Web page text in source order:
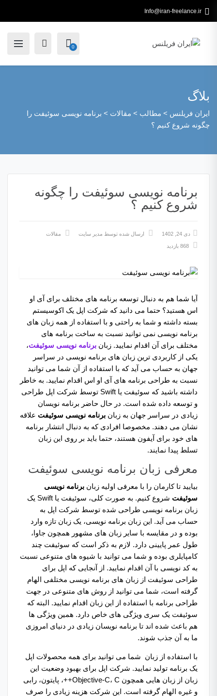
Info@iran-freelance.ir
0
بلاگ
ایران فریلنس > مطالب > مقالات > برنامه نویسی سوئیفت را
چگونه شروع کنیم ؟
برنامه نویسی سوئیفت را چگونه
شروع کنیم ؟
دی 24, 1402 ارسال شده توسط مدیر سایت مقالات
آیا شما هم به دنبال توسعه برنامه های مختلف برای آی او
اس هستید؟ حتما می دانید که شرکت اپل یک اکوسیستم
بسته داشته و شما به راحتی و با استفاده از همه زبان های
برنامه نویسی نمی توانید نسبت به ساخت برنامه های
مختلف برای آن اقدام نمایید. زبان برنامه نویسی سوئیفت،
یکی از کاربردی ترین زبان های برنامه نویسی در سراسر
جهان به حساب می آید که با استفاده از آن شما می توانید
نسبت به طراحی برنامه های آی او اس اقدام نمایید. به خاطر
داشته باشید که سوئیفت یا Swift توسط شرکت اپل طراحی
و توسعه داده شده است. در حال حاضر برنامه نویسان
زیادی در سراسر جهان به زبان برنامه نویسی سوئیفت علاقه
نشان می دهند. مخصوصا افرادی که به دنبال انتشار برنامه
های خود برای آیفون هستند، حتما باید بر روی این زبان
تسلط پیدا نمایند.
معرفی زبان برنامه نویسی سوئیفت
بیایید تا کارمان را با معرفی اولیه زبان برنامه نویسی
سوئیفت
شروع کنیم. به صورت کلی، سوئیفت یا Swift یک
زبان برنامه نویسی طراحی شده توسط شرکت اپل به
حساب می آید. این زبان برنامه نویسی، یک زبان تازه وارد
بوده و در مقایسه با سایر زبان های مشهور همچون جاوا،
طول عمر پایینی دارد. لازم به ذکر است که سوئیفت چند
کامپایلری بوده و شما می توانید با شیوه های متنوعی نسبت
به کد نویسی با آن اقدام نمایید. از آنجایی که اپل برای
طراحی سوئیفت از زبان های برنامه نویسی مختلفی الهام
گرفته است، شما می توانید از روش های متنوعی در جهت
طراحی برنامه با استفاده از این زبان اقدام نمایید. البته که
سوئیفت یک سری ویژگی های خاص دارد. همین ویژگی ها
هم باعث شده اند تا برنامه نویسان زیادی در دنیای امروزی
ما به آن جذب شوند.
با استفاده از زبان شما می توانید برای همه محصولات اپل
یک برنامه تولید نمایید. شرکت اپل برای بهبود وضعیت این
زبان از زبان هایی همچون Objective-C، C++، پایتون، رابی
و غیره الهام گرفته است. این شرکت هزینه زیادی را صرف